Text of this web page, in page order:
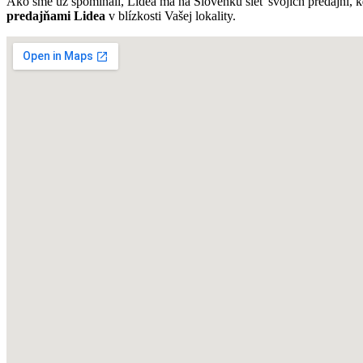
predajňami Lidea v blízkosti Vašej lokality.